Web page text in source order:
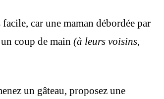
car une maman débordée par
un coup de main (à leurs voisins,
un gâteau, proposez une